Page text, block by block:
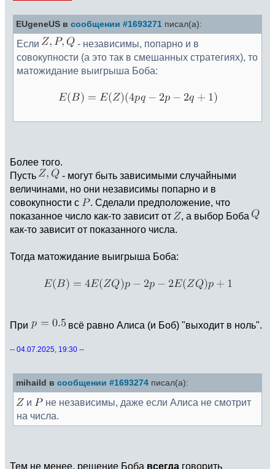
EUgeneUS в сообщении #1693271 писал(а):
Если
- независимы, попарно и в
совокупности (а это так в смешанных стратегиях), то
матожидание выигрыша Боба:
Более того.
Пусть
- могут быть зависимыми случайными
величинами, но они независимы попарно и в
совокупности с
. Сделали предположение, что
показанное число как-то зависит от
, а выбор Боба
как-то зависит от показанного числа.
Тогда матожидание выигрыша Боба:
При всё равно Алиса (и Боб) "выходит в ноль".
-- 04.07.2025, 19:30 --
mihaild в сообщении #1693274 писал(а):
и
не независимы, даже если Алиса не смотрит
на числа.
Тем не менее, решение Боба всегда говорить